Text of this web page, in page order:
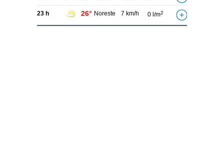
23 h 26° Noreste 7 km/h 0 l/m2